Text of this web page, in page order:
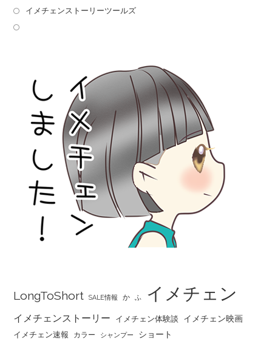
イメチェンストーリーツールズ
LongToShort SALE情報 か ふ イメチェン
イメチェンストーリー イメチェン体験談 イメチェン映画
イメチェン速報 カラー シャンプー ショート